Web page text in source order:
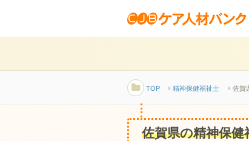
TOP 精神保健福祉士 佐賀
佐賀県の精神保健